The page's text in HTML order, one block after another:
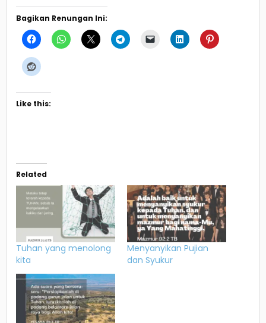
Bagikan Renungan Ini:
Like this:
Related
Tuhan yang menolong
kita
Menyanyikan Pujian
dan Syukur